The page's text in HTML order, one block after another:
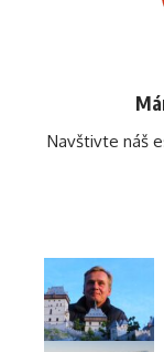
Navštivte náš